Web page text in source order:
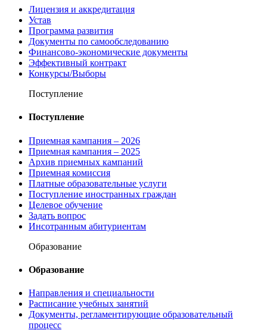
Лицензия и аккредитация
Устав
Программа развития
Документы по самообследованию
Финансово-экономические документы
Эффективный контракт
Конкурсы/Выборы
Поступление
Поступление
Приемная кампания – 2026
Приемная кампания – 2025
Архив приемных кампаний
Приемная комиссия
Платные образовательные услуги
Поступление иностранных граждан
Целевое обучение
Задать вопрос
Инсотранным абитуриентам
Образование
Образование
Направления и специальности
Расписание учебных занятий
Документы, регламентирующие образовательный
процесс